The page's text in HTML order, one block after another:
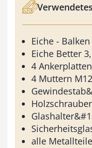
Eiche -
Eiche Better
4
4 Muttern
alle